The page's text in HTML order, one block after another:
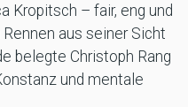
Kropitsch – fair, eng und
aus seiner Sicht
belegte Christoph Rang
und mentale